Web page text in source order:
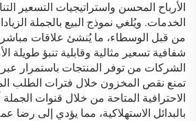
الأرباح المحسن واستراتيجيات التسعير
الخدمات. ويُلغي نموذج البيع بالجملة
من قبل الوسطاء، ما يُنشئ علاقات
شفافية تسعير مثالية وقابلية تنبؤ طويلة
الشركات من توفر المنتجات باستمرار
تمنع نقص المخزون خلال فترات الطلب
الاحترافية المتاحة من خلال قنوات الجملة
بالبدائل الاستهلاكية، مما يؤدي إلى رضا